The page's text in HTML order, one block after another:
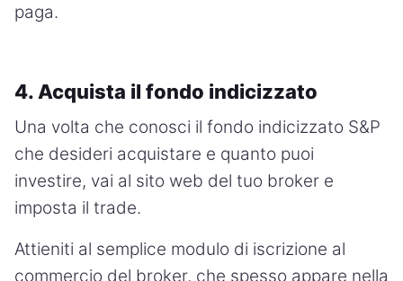
paga.
4. Acquista il fondo indicizzato
Una volta che conosci il fondo indicizzato S&P
che desideri acquistare e quanto puoi
investire, vai al sito web del tuo broker e
imposta il trade.
Attieniti al semplice modulo di iscrizione al
commercio del broker, che spesso appare nella